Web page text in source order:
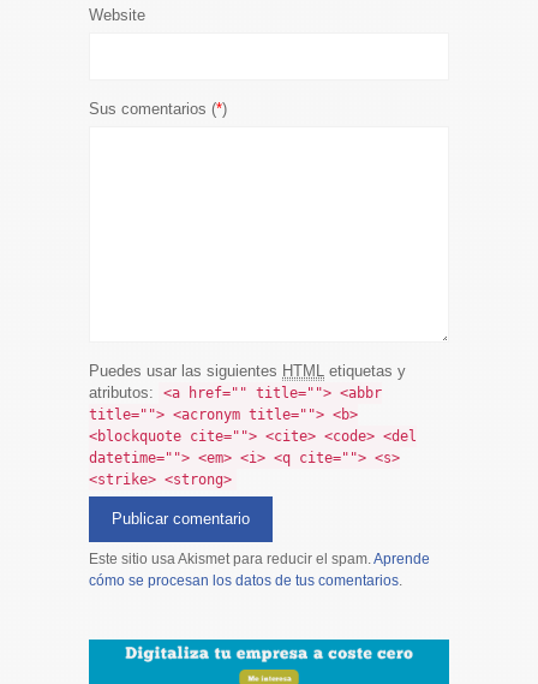
Website
Sus comentarios (*)
Puedes usar las siguientes HTML
etiquetas y
atributos:
<a href="" title=""> <abbr
title=""> <acronym title=""> <b>
<blockquote cite=""> <cite> <code> <del
datetime=""> <em> <i> <q cite=""> <s>
<strike> <strong>
Este sitio usa Akismet para reducir el spam.Aprende
cómo se procesan los datos de tus comentarios.